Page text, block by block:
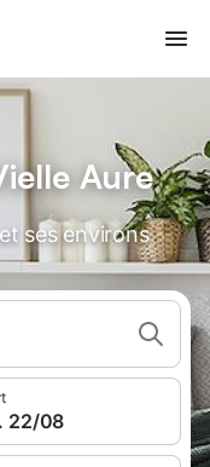
Aure
ses environs
22/08